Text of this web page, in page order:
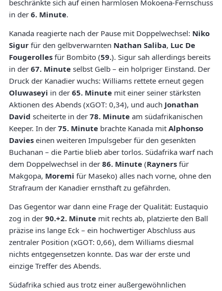
beschränkte sich auf einen harmlosen Mokoena-Fernschuss
in der 6. Minute.
Kanada reagierte nach der Pause mit Doppelwechsel: Niko
Sigur für den gelbverwarnten Nathan Saliba, Luc De
Fougerolles für Bombito (59.). Sigur sah allerdings bereits
in der 67. Minute selbst Gelb – ein holpriger Einstand. Der
Druck der Kanadier wuchs: Williams rettete erneut gegen
Oluwaseyi in der 65. Minute mit einer seiner stärksten
Aktionen des Abends (xGOT: 0,34), und auch Jonathan
David scheiterte in der 78. Minute am südafrikanischen
Keeper. In der 75. Minute brachte Kanada mit Alphonso
Davies einen weiteren Impulsgeber für den gesenkten
Buchanan – die Partie blieb aber torlos. Südafrika warf nach
dem Doppelwechsel in der 86. Minute (Rayners für
Makgopa, Moremi für Maseko) alles nach vorne, ohne den
Strafraum der Kanadier ernsthaft zu gefährden.
Das Gegentor war dann eine Frage der Qualität: Eustaquio
zog in der 90.+2. Minute mit rechts ab, platzierte den Ball
präzise ins lange Eck – ein hochwertiger Abschluss aus
zentraler Position (xGOT: 0,66), dem Williams diesmal
nichts entgegensetzen konnte. Das war der erste und
einzige Treffer des Abends.
Südafrika schied aus trotz einer außergewöhnlichen